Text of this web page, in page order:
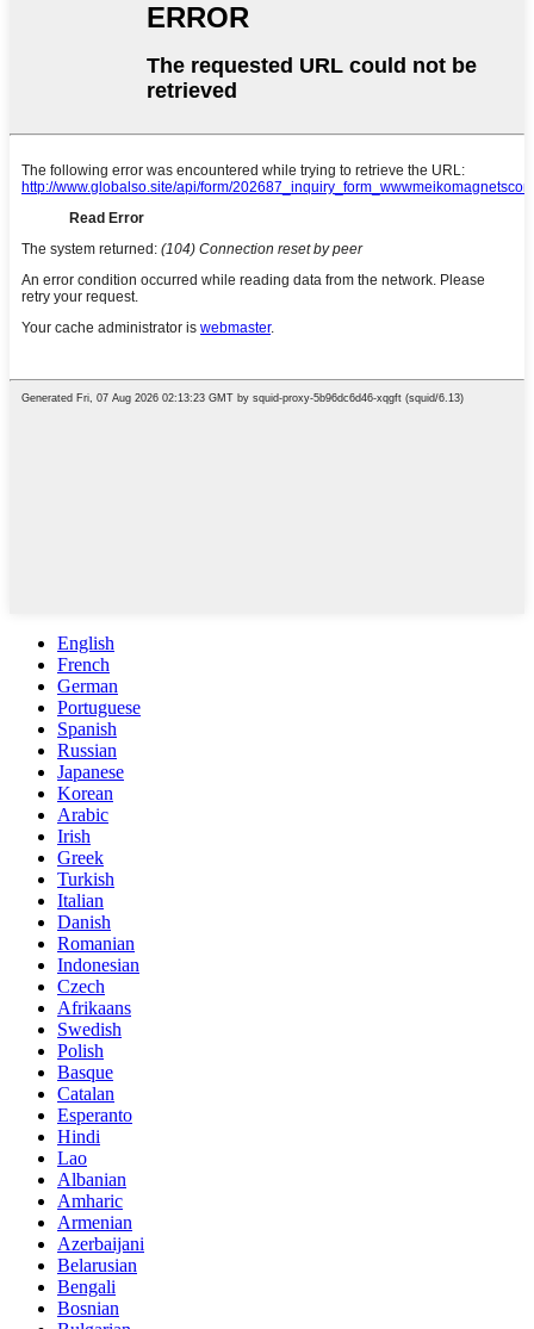
English
French
German
Portuguese
Spanish
Russian
Japanese
Korean
Arabic
Irish
Greek
Turkish
Italian
Danish
Romanian
Indonesian
Czech
Afrikaans
Swedish
Polish
Basque
Catalan
Esperanto
Hindi
Lao
Albanian
Amharic
Armenian
Azerbaijani
Belarusian
Bengali
Bosnian